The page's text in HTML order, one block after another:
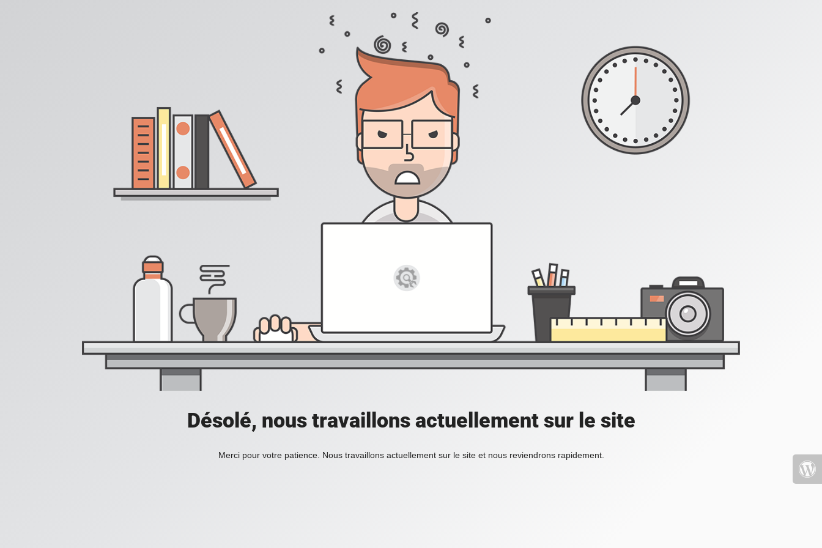
Désolé, nous travaillons actuellement sur le site
Merci pour votre patience. Nous travaillons actuellement sur le site et nous reviendrons rapidement.